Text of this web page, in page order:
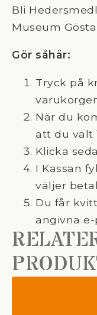
Bli
Museum
Gör såhär:
Tryck på
När du
att du valt
Klicka
I Kassan
väljer
Du får
angivna e-